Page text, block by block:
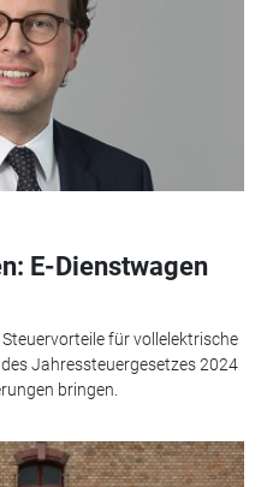
E-Dienstwagen
für vollelektrische
Jahressteuergesetzes 2024
bringen.